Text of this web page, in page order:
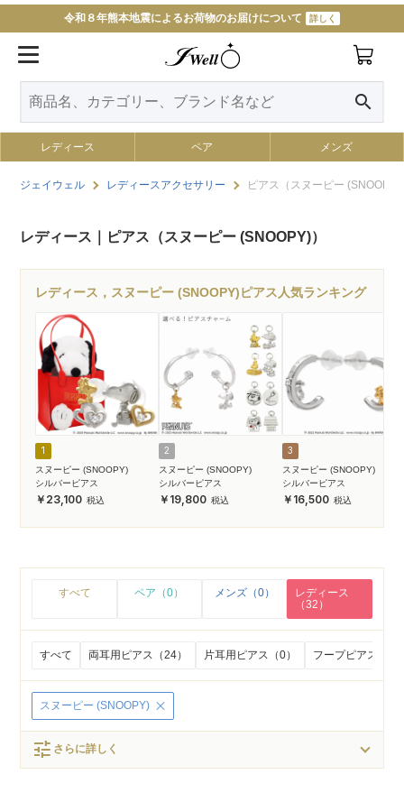
令和８年熊本地震によるお荷物のお届けについて 詳しく
search
レディース ペア メンズ
ジェイウェル レディースアクセサリー ピアス（スヌーピー (SNOOPY)
レディース｜ピアス（スヌーピー (SNOOPY)）
レディース，スヌーピー (SNOOPY)ピアス人気ランキング
1
スヌーピー (SNOOPY)
シルバーピアス
23,100
2
スヌーピー (SNOOPY)
シルバーピアス
19,800
3
スヌーピー (SNOOPY)
シルバーピアス
16,500
すべて ペア（0） メンズ（0）
レディース
（32）
すべて 両耳用ピアス（24） 片耳用ピアス（0） フープピアス（0
スヌーピー (SNOOPY)
tune さらに詳しく